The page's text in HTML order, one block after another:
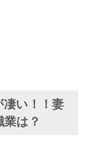
凄い！！妻
業は？